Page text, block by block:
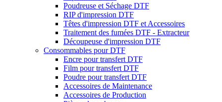
Poudreuse et Séchage DTF
RIP d'impression DTF
Têtes d'impression DTF et Accessoires
Traitement des fumées DTF - Extracteur
Découpeuse d'impression DTF
Consommables pour DTF
Encre pour transfert DTF
Film pour transfert DTF
Poudre pour transfert DTF
Accessoires de Maintenance
Accessoires de Production